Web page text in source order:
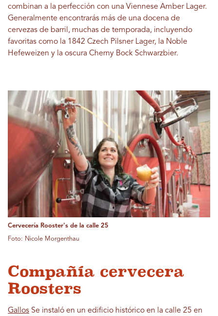
combinan a la perfección con una Viennese Amber Lager.
Generalmente encontrarás más de una docena de
cervezas de barril, muchas de temporada, incluyendo
favoritas como la 1842 Czech Pilsner Lager, la Noble
Hefeweizen y la oscura Cherny Bock Schwarzbier.
Cervecería Rooster's de la calle 25
Foto: Nicole Morgenthau
Compañía cervecera
Roosters
Gallos Se instaló en un edificio histórico en la calle 25 en